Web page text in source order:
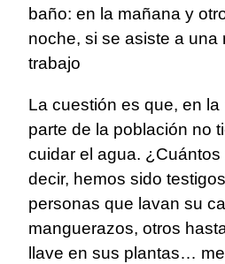
baño: en la mañana y
noche, si se asiste a una
trabajo
La cuestión es que, en
parte de la población no
cuidar el agua.
decir, hemos sido
personas que lavan su
manguerazos, otros
llave en sus plantas…